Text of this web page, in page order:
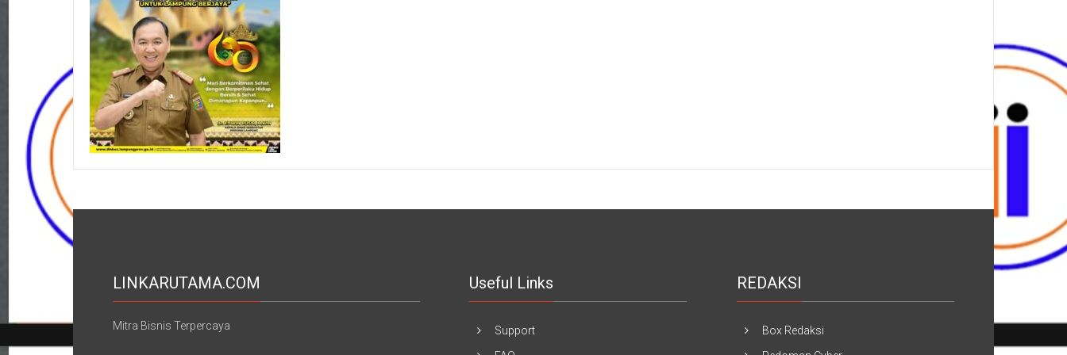
LINKARUTAMA.COM
Mitra Bisnis Terpercaya
Useful Links
Support
REDAKSI
Box Redaksi